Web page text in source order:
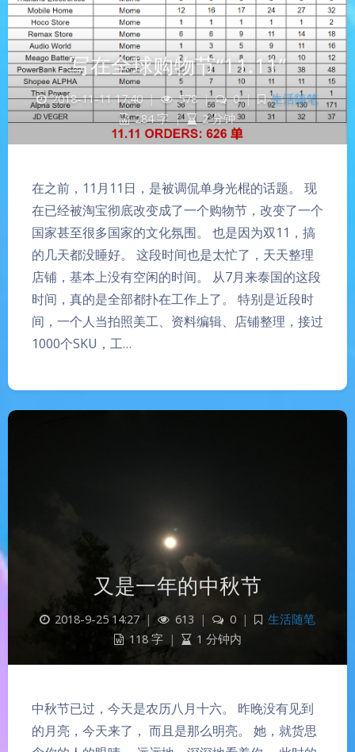
写在全球购物节“11.11”
2018-11-11 17:40 | 578 | 0 |
生活随笔
284 字
| 2 分钟
在之前，11月11日，是被调侃单身光棍的话题。 现
在已经被淘宝彻底改变成了一个购物节，改变了一个
国家甚至很多国家的文化氛围。 也是因为双11，搞
的几天都没睡好。 这段时间也是太忙了，天天整理
店铺，基本上没有空闲的时间。 从7月来泰国的这段
时间，真的是全部都扑在工作上了。 特别是近段时
间，一个人当拍照美工、资料编辑、店铺整理，接过
1000个SKU，工…
又是一年的中秋节
2018-9-25 14:27 | 613 | 0 |
生活随笔
118 字
| 1 分钟内
中秋节已过，今天是农历八月十六。 昨晚没有见到
的月亮，今天来了， 而且是那么明亮。 她，就货思